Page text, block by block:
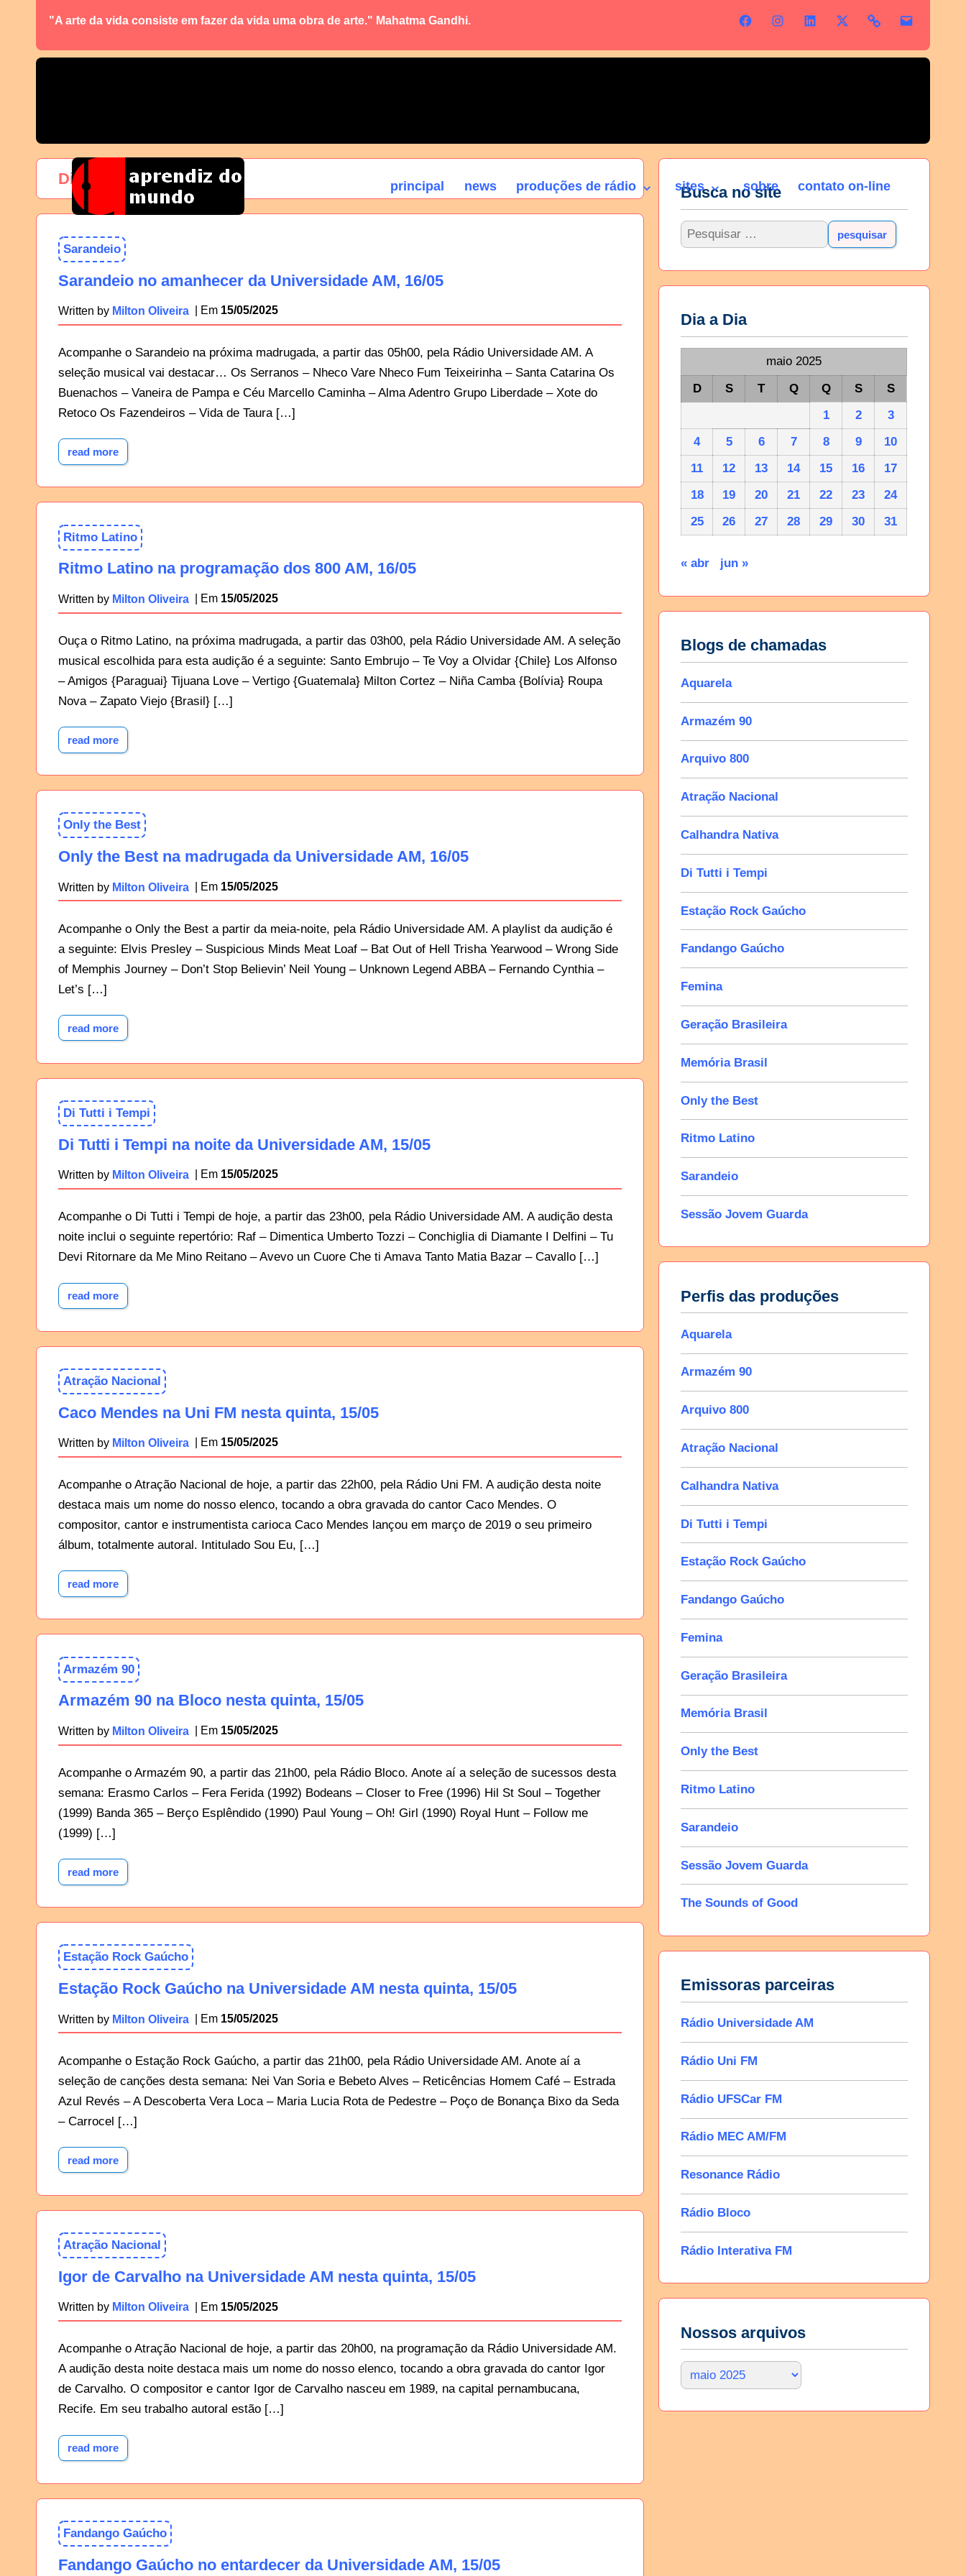
"A arte da vida consiste em fazer da vida uma obra de arte." Mahatma Gandhi.
principal news produções de rádio sites sobre contato on-line
Dia: 15 de maio de 2025
Sarandeio
Sarandeio no amanhecer da Universidade AM, 16/05
Written by Milton Oliveira 15/05/2025
Acompanhe o Sarandeio na próxima madrugada, a partir das 05h00, pela Rádio Universidade AM. A
seleção musical vai destacar… Os Serranos – Nheco Vare Nheco Fum Teixeirinha – Santa Catarina Os
Buenachos – Vaneira de Pampa e Céu Marcello Caminha – Alma Adentro Grupo Liberdade – Xote do
Retoco Os Fazendeiros – Vida de Taura […]
read more
Ritmo Latino
Ritmo Latino na programação dos 800 AM, 16/05
Written by Milton Oliveira 15/05/2025
Ouça o Ritmo Latino, na próxima madrugada, a partir das 03h00, pela Rádio Universidade AM. A seleção
musical escolhida para esta audição é a seguinte: Santo Embrujo – Te Voy a Olvidar {Chile} Los Alfonso
– Amigos {Paraguai} Tijuana Love – Vertigo {Guatemala} Milton Cortez – Niña Camba {Bolívia} Roupa
Nova – Zapato Viejo {Brasil} […]
read more
Only the Best
Only the Best na madrugada da Universidade AM, 16/05
Written by Milton Oliveira 15/05/2025
Acompanhe o Only the Best a partir da meia-noite, pela Rádio Universidade AM. A playlist da audição é
a seguinte: Elvis Presley – Suspicious Minds Meat Loaf – Bat Out of Hell Trisha Yearwood – Wrong Side
of Memphis Journey – Don’t Stop Believin’ Neil Young – Unknown Legend ABBA – Fernando Cynthia –
Let’s […]
read more
Di Tutti i Tempi
Di Tutti i Tempi na noite da Universidade AM, 15/05
Written by Milton Oliveira 15/05/2025
Acompanhe o Di Tutti i Tempi de hoje, a partir das 23h00, pela Rádio Universidade AM. A audição desta
noite inclui o seguinte repertório: Raf – Dimentica Umberto Tozzi – Conchiglia di Diamante I Delfini – Tu
Devi Ritornare da Me Mino Reitano – Avevo un Cuore Che ti Amava Tanto Matia Bazar – Cavallo […]
read more
Atração Nacional
Caco Mendes na Uni FM nesta quinta, 15/05
Written by Milton Oliveira 15/05/2025
Acompanhe o Atração Nacional de hoje, a partir das 22h00, pela Rádio Uni FM. A audição desta noite
destaca mais um nome do nosso elenco, tocando a obra gravada do cantor Caco Mendes. O
compositor, cantor e instrumentista carioca Caco Mendes lançou em março de 2019 o seu primeiro
álbum, totalmente autoral. Intitulado Sou Eu, […]
read more
Armazém 90
Armazém 90 na Bloco nesta quinta, 15/05
Written by Milton Oliveira 15/05/2025
Acompanhe o Armazém 90, a partir das 21h00, pela Rádio Bloco. Anote aí a seleção de sucessos desta
semana: Erasmo Carlos – Fera Ferida (1992) Bodeans – Closer to Free (1996) Hil St Soul – Together
(1999) Banda 365 – Berço Esplêndido (1990) Paul Young – Oh! Girl (1990) Royal Hunt – Follow me
(1999) […]
read more
Estação Rock Gaúcho
Estação Rock Gaúcho na Universidade AM nesta quinta, 15/05
Written by Milton Oliveira 15/05/2025
Acompanhe o Estação Rock Gaúcho, a partir das 21h00, pela Rádio Universidade AM. Anote aí a
seleção de canções desta semana: Nei Van Soria e Bebeto Alves – Reticências Homem Café – Estrada
Azul Revés – A Descoberta Vera Loca – Maria Lucia Rota de Pedestre – Poço de Bonança Bixo da Seda
– Carrocel […]
read more
Atração Nacional
Igor de Carvalho na Universidade AM nesta quinta, 15/05
Written by Milton Oliveira 15/05/2025
Acompanhe o Atração Nacional de hoje, a partir das 20h00, na programação da Rádio Universidade AM.
A audição desta noite destaca mais um nome do nosso elenco, tocando a obra gravada do cantor Igor
de Carvalho. O compositor e cantor Igor de Carvalho nasceu em 1989, na capital pernambucana,
Recife. Em seu trabalho autoral estão […]
read more
Fandango Gaúcho
Fandango Gaúcho no entardecer da Universidade AM, 15/05
Busca no site
Dia a Dia
maio 2025
D
S T Q Q S
S
1
2
3
4
5 6 7 8 9
10
11
12 13 14 15 16
17
18
19 20 21 22 23
24
25
26 27 28 29 30 31
« abr jun »
Blogs de chamadas
Aquarela
Armazém 90
Arquivo 800
Atração Nacional
Calhandra Nativa
Di Tutti i Tempi
Estação Rock Gaúcho
Fandango Gaúcho
Femina
Geração Brasileira
Memória Brasil
Only the Best
Ritmo Latino
Sarandeio
Sessão Jovem Guarda
Perfis das produções
Aquarela
Armazém 90
Arquivo 800
Atração Nacional
Calhandra Nativa
Di Tutti i Tempi
Estação Rock Gaúcho
Fandango Gaúcho
Femina
Geração Brasileira
Memória Brasil
Only the Best
Ritmo Latino
Sarandeio
Sessão Jovem Guarda
The Sounds of Good
Emissoras parceiras
Rádio Universidade AM
Rádio Uni FM
Rádio UFSCar FM
Rádio MEC AM/FM
Resonance Rádio
Rádio Bloco
Rádio Interativa FM
Nossos arquivos